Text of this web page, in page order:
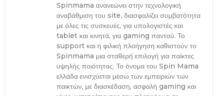
Spinmama ανανεώνει στην τεχνολογική
αναβάθμιση του site, διασφαλίζει συμβατότητα
με όλες τις συσκευές, για υπολογιστές και
tablet και κινητά, για gaming παντού. Το
support και η φιλική πλοήγηση καθιστούν το
Spinmama μια σταθερή επιλογή για παίκτες
υψηλής ποιότητας. Το όνομα του Spin Mama
ελλάδα ενισχύεται μέσω των εμπειριών των
παικτών, με διασκέδαση, ασφαλή gaming και